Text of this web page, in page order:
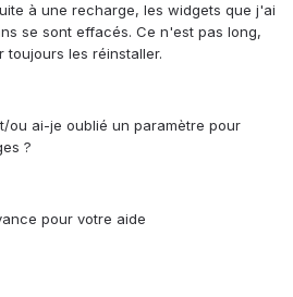
à une recharge, les widgets que j'ai
se sont effacés. Ce n'est pas long,
toujours les réinstaller.
ou ai-je oublié un paramètre pour
?
pour votre aide